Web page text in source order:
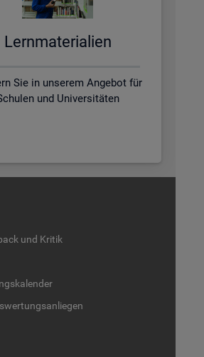
Lern­ma­te­ria­li­en
Sie in unserem Angebot für
und Universitäten
und Kri­tik